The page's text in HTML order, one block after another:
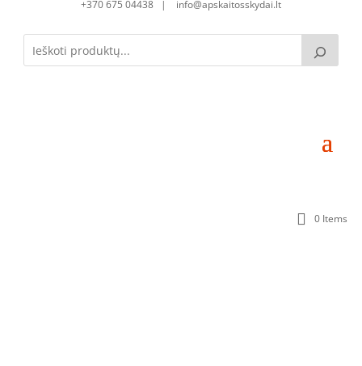
+370 675 04438 | info@apskaitosskydai.lt
0 Items